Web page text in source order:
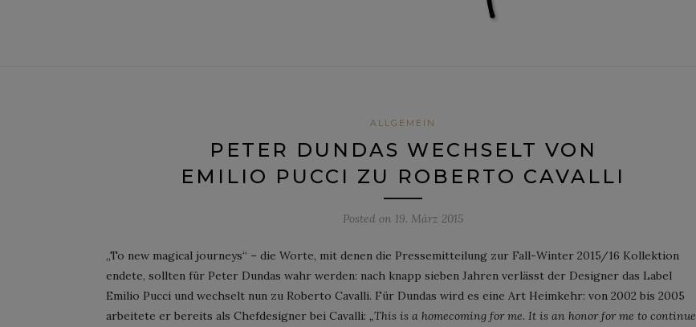
ALLGEMEIN
PETER DUNDAS WECHSELT VON
EMILIO PUCCI ZU ROBERTO CAVALLI
Posted on 19. März 2015
„To new magical journeys“ – die Worte, mit denen die Pressemitteilung zur Fall-Winter 2015/16 Kollektion
endete, sollten für Peter Dundas wahr werden: nach knapp sieben Jahren verlässt der Designer das Label
Emilio Pucci und wechselt nun zu Roberto Cavalli. Für Dundas wird es eine Art Heimkehr: von 2002 bis 2005
arbeitete er bereits als Chefdesigner bei Cavalli: „This is a homecoming for me. It is an honor for me to continue